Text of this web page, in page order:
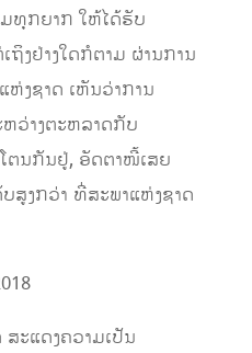
ທຸກຍາກ ໃຫ້ໄດ້ຮັບ
ງຢ່າງໃດກໍຕາມ ຜ່ານການ
ງ​ຊາດ ເຫັນວ່າການ
ວ່າງຕະຫລາດກັບ
ຕນກັນຢູ່, ອັດຕາໜີ້​ເສຍ
ສູງກວ່າ ທີ່ສະພາ​ແຫ່ງ​ຊາດ
ສະແດງຄວາມເປັນ